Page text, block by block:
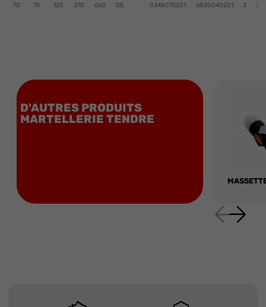
70 75 120 370 650 G5 0348075201 6820040201 3
D'AUTRES PRODUITS
MARTELLERIE TENDRE